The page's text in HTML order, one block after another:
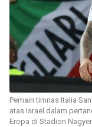
Pemain timnas Italia
atas Israel dalam
Eropa di Stadion